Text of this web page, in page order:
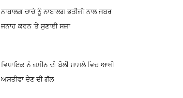
ਨਾਬਾਲਗ ਚਾਚੇ ਨੂੰ ਨਾਬਾਲਗ ਭਤੀਜੀ ਨਾਲ ਜਬਰ
ਜਨਾਹ ਕਰਨ ‘ਤੇ ਸੁਣਾਈ ਸਜ਼ਾ
ਵਿਧਾਇਕ ਨੇ ਜ਼ਮੀਨ ਦੀ ਬੋਲੀ ਮਾਮਲੇ ਵਿਚ ਆਖੀ
ਅਸਤੀਫਾ ਦੇਣ ਦੀ ਗੱਲ